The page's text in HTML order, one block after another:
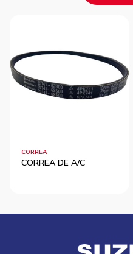
CORREA
CORREA DE A/C